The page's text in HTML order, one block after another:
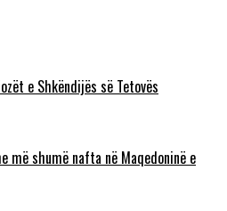
e Shkëndijës së Tetovës
më shumë nafta në Maqedoninë e